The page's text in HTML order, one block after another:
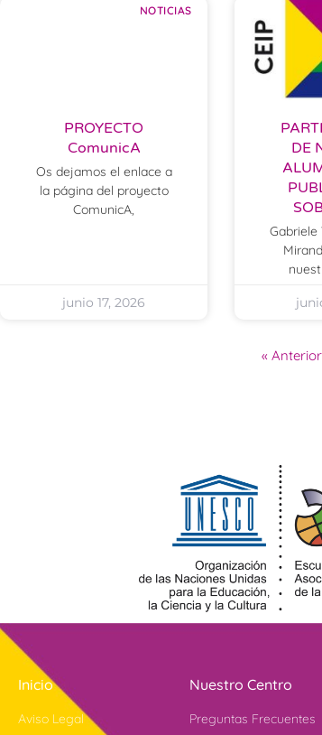
NOTICIAS
PROYECTO
ComunicA
Os dejamos el enlace a
la página del proyecto
ComunicA,
junio 17, 2026
DE
Gabriele
« Anterior
Inicio
Aviso Legal
Nuestro Centro
Preguntas Frecuentes